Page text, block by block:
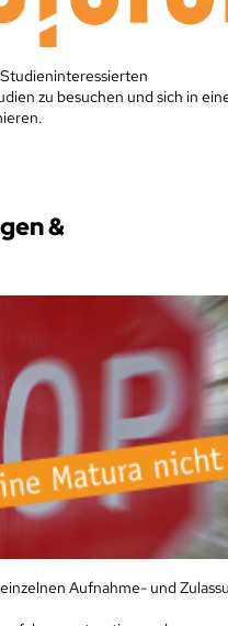
zu besuchen und sich in
&
Aufnahme- und